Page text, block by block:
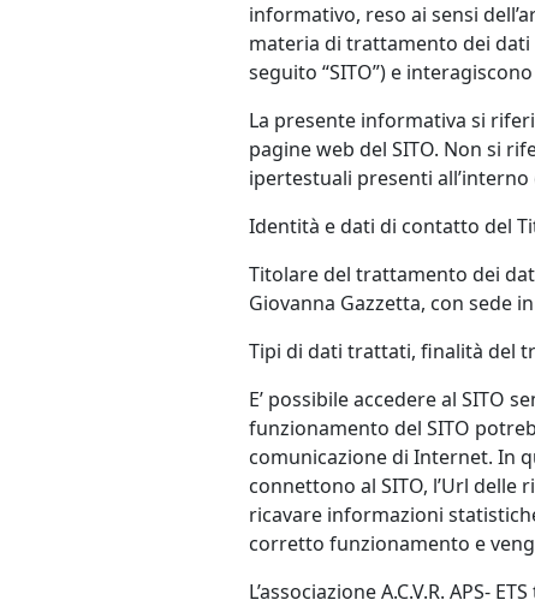
informativo, reso ai sensi
materia di trattamento dei
seguito “SITO”) e
La presente informativa si
pagine web del SITO. Non si
ipertestuali presenti
Identità e dati di contatto del
Titolare del trattamento dei dati
Giovanna Gazzetta, con sede
Tipi di dati trattati, finalità del
E’ possibile accedere al SITO
funzionamento del SITO
comunicazione di Internet. In
connettono al SITO, l’Url
ricavare informazioni
corretto funzionamento e
L’associazione A.C.V.R. APS-